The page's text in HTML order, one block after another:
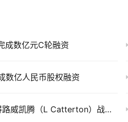
成数亿元C轮融资
数亿人民币股权融资
唯怡饮料（Viee）获得路威凯腾（L Catterton）战略投资